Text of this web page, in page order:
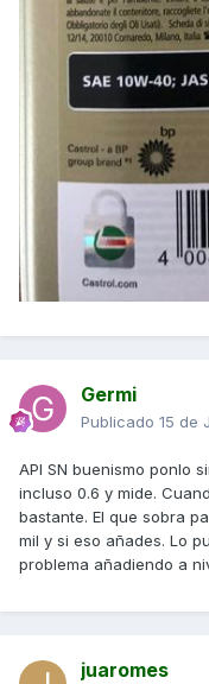
Germi
Publicado 15 de
API SN buenismo ponlo
incluso 0.6 y mide.
bastante. El que sobra
mil y si eso añades. Lo
problema añadiendo a
juaromes